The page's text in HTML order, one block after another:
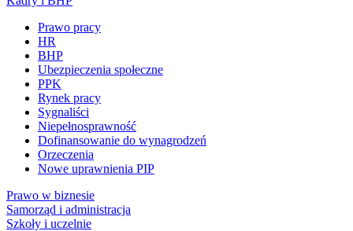
Prawo pracy
HR
BHP
Ubezpieczenia społeczne
PPK
Rynek pracy
Sygnaliści
Niepełnosprawność
Dofinansowanie do wynagrodzeń
Orzeczenia
Nowe uprawnienia PIP
Prawo w biznesie
Samorząd i administracja
Szkoły i uczelnie